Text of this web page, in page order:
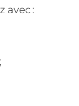
avec :